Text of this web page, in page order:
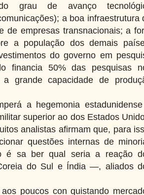
grau de avanço
a boa infraestrutura
de empresas transnacionais; a
a população dos demais
do governo em
financia 50% das pesquisas
grande capacidade de
a hegemonia
superior ao dos Estados
analistas afirmam que, para
questões internas de
é sa ber qual seria a reação
do Sul e Índia —, aliados
poucos con quistando